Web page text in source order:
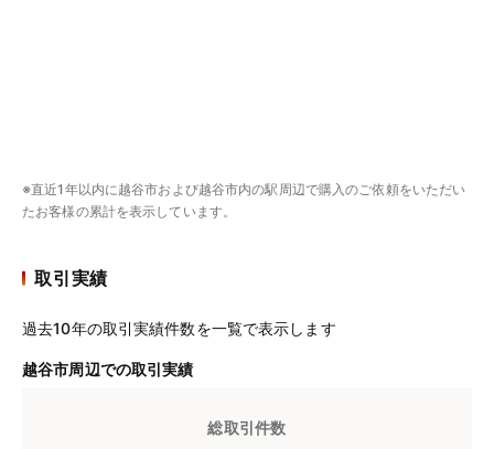
※直近1年以内に越谷市および越谷市内の駅周辺で購入のご依頼をいただい
たお客様の累計を表示しています。
取引実績
過去10年の取引実績件数を一覧で表示します
越谷市周辺での取引実績
総取引件数